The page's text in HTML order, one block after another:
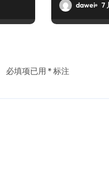
dawei 7
必填项已用 * 标注